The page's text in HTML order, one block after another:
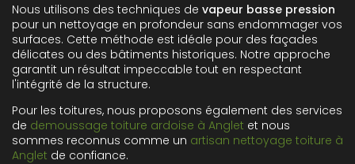
Nous utilisons des techniques de vapeur basse pression
pour un nettoyage en profondeur sans endommager vos
surfaces. Cette méthode est idéale pour des façades
délicates ou des bâtiments historiques. Notre approche
garantit un résultat impeccable tout en respectant
l'intégrité de la structure.
Pour les toitures, nous proposons également des services
de demoussage toiture ardoise à Anglet et nous
sommes reconnus comme un artisan nettoyage toiture à
Anglet de confiance.